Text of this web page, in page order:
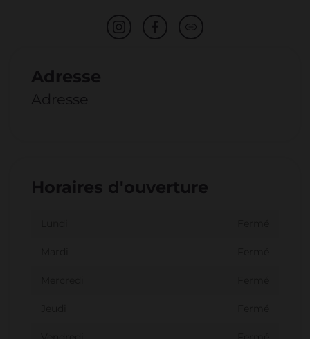
Adresse
Adresse
Horaires d'ouverture